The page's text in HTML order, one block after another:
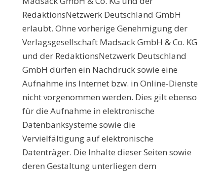
RedaktionsNetzwerk Deutschland GmbH
erlaubt. Ohne vorherige Genehmigung der
Verlagsgesellschaft Madsack GmbH & Co. KG
und der RedaktionsNetzwerk Deutschland
GmbH dürfen ein Nachdruck sowie eine
Aufnahme ins Internet bzw. in Online-Dienste
nicht vorgenommen werden. Dies gilt ebenso
für die Aufnahme in elektronische
Datenbanksysteme sowie die
Vervielfältigung auf elektronische
Datenträger. Die Inhalte dieser Seiten sowie
deren Gestaltung unterliegen dem